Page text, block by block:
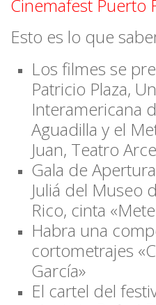
Cinemafest Puerto
Esto es lo que
Los filmes se
Patricio Plaza,
Interamericana
Aguadilla y el
Juan, Teatro
Gala de
Juliá del Museo
Rico, cinta
Habra una
cortometrajes
García»
El cartel del